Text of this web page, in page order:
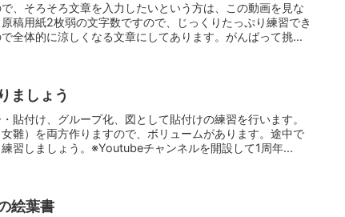
、そろそろ文章を入力したいという方は、この動画を見な
稿用紙2枚弱の文字数ですので、じっくりたっぷり練習でき
全体的に涼しくなる文章にしてあります。がんばって挑戦
ましょう
貼付け、グループ化、図として貼付けの練習を行います。
雛）を両方作りますので、ボリュームがあります。途中で
習しましょう。※Youtubeチャンネルを開設して1周年...
絵葉書